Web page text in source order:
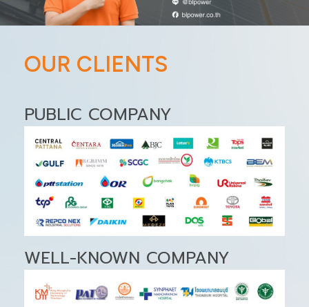
OUR CLIENTS
PUBLIC COMPANY
WELL-KNOWN COMPANY